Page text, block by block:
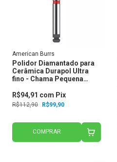
American Burrs
Polidor Diamantado para
Cerâmica Durapol Ultra
fino - Chama Pequena
R$112,90 R$99,90
R$94,91 com Pix
COMPRAR